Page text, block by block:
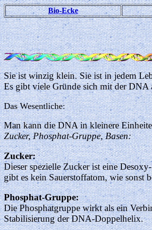
Bio-Ecke
Sie ist winzig klein. Sie ist in jedem
Es gibt viele Gründe sich mit der DNA
Das Wesentliche:
Man kann die DNA in kleinere
Zucker, Phosphat-Gruppe, Basen:
Zucker:
Dieser spezielle Zucker ist eine
gibt es kein Sauerstoffatom, wie sonst
Phosphat-Gruppe:
Die Phosphatgruppe wirkt als ein
Stabilisierung der DNA-Doppelhelix.